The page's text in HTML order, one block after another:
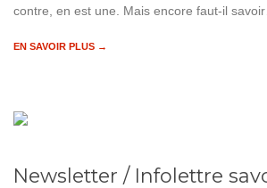
contre, en est une. Mais encore faut-il
EN SAVOIR PLUS →
Newsletter / Infolettre